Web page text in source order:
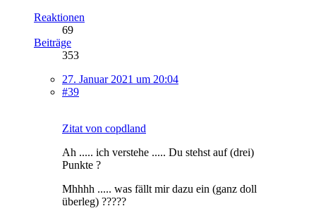
Reaktionen
69
Beiträge
353
27. Januar 2021 um 20:04
#39
Zitat von copdland
Ah ..... ich verstehe ..... Du stehst auf (drei)
Punkte ?
Mhhhh ..... was fällt mir dazu ein (ganz doll
überleg) ?????